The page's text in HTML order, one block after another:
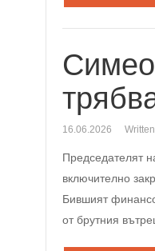
16.06.2026
Председателят
включително
Бившият
от брутния